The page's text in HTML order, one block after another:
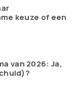
keuze of een
van 2026: Ja,